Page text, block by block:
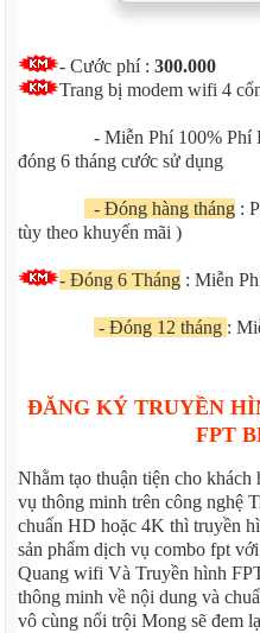
- Cước phí :300.000
Trang bị modem wifi 4
- Miễn Phí 100% Phí Hòa
đóng 6 tháng cước sử dụng
- Đóng hàng tháng :
tùy theo khuyến mãi )
- Đóng 6 Tháng : Miễn
- Đóng 12 tháng :
ĐĂNG KÝ TRUYỀN
FPT
Nhằm tạo thuận tiện cho
vụ thông minh trên công nghệ
chuẩn HD hoặc 4K thì truyền
sản phẩm dịch vụ combo fpt
Quang wifi Và Truyền hình
thông minh về nội dung và
vô cùng nổi trội Mong sẽ đem